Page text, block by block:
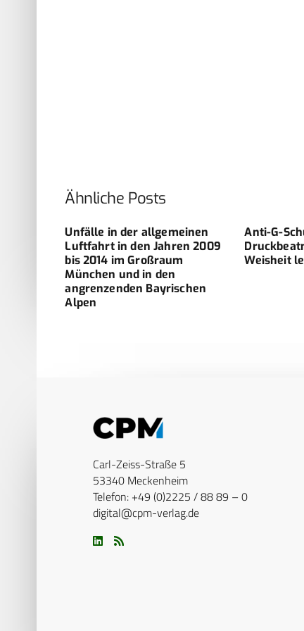
Ähnliche Posts
Unfälle in der allgemeinen
Luftfahrt in den Jahren 2009
bis 2014 im Großraum
München und in den
angrenzenden Bayrischen
Alpen
Anti-G-
Weisheit
Carl-Zeiss-Straße 5
53340 Meckenheim
Telefon: +49 (0)2225 / 88 89 – 0
digital@cpm-verlag.de